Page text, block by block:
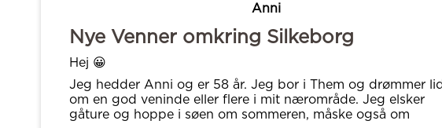
Anni
Nye Venner omkring Silkeborg
Hej 😀
Jeg hedder Anni og er 58 år. Jeg bor i Them og drømmer
om en god veninde eller flere i mit nærområde. Jeg elsker
gåture og hoppe i søen om sommeren, måske også om